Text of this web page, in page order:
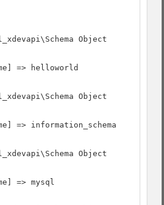
Object
=> helloworld
Object
=> information_schema
Object
=> mysql